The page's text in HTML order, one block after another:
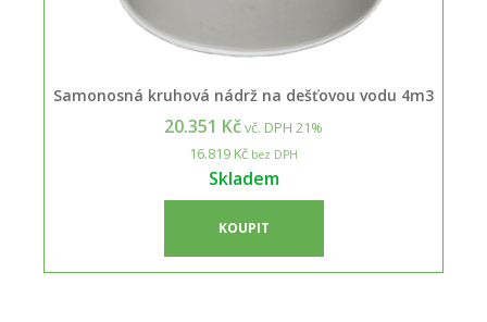
Samonosná kruhová nádrž na dešťovou vodu 4m3
20.351 Kčvč. DPH 21%
16.819 Kč bez DPH
Skladem
KOUPIT